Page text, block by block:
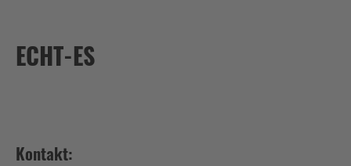
ECHT-ES
Kontakt: